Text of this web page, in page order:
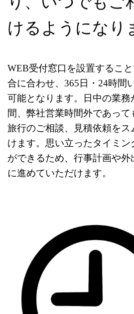
けるようになり
WEB受付窓口を設置するこ
合に合わせ、365日・24時間
可能となります。日中の業務
間、弊社営業時間外であっ
旅行のご相談、見積依頼を
けます。思い立ったタイミ
ができるため、行事計画や
に進めていただけます。